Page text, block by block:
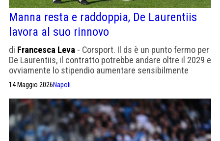
Manna resta e raddoppia, De Laurentiis
lavora al suo rinnovo
di Francesca Leva - Corsport. Il ds è un punto fermo per
De Laurentiis, il contratto potrebbe andare oltre il 2029 e
ovviamente lo stipendio aumentare sensibilmente
14 Maggio 2026Napoli